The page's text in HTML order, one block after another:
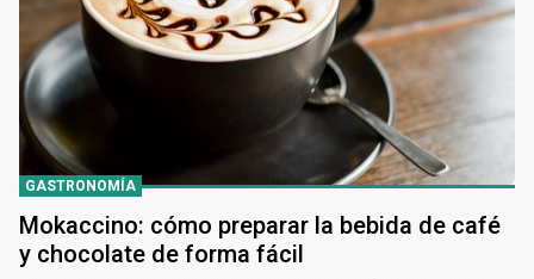
GASTRONOMÍA
Mokaccino: cómo preparar la bebida de café
y chocolate de forma fácil